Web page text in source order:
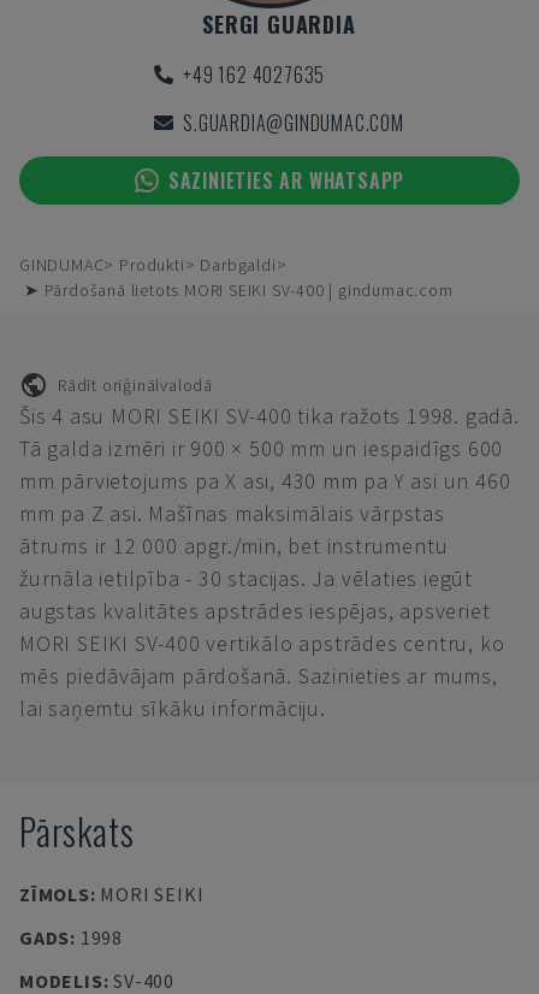
SERGI GUARDIA
+49 162 4027635
S.GUARDIA@GINDUMAC.COM
SAZINIETIES AR WHATSAPP
GINDUMAC Produkti
Darbgaldi
➤ Pārdošanā lietots MORI SEIKI SV-400 | gindumac.com
Rādīt oriģinālvalodā
Šis 4 asu MORI SEIKI SV-400 tika ražots 1998. gadā.
Tā galda izmēri ir 900 × 500 mm un iespaidīgs 600
mm pārvietojums pa X asi, 430 mm pa Y asi un 460
mm pa Z asi. Mašīnas maksimālais vārpstas
ātrums ir 12 000 apgr./min, bet instrumentu
žurnāla ietilpība - 30 stacijas. Ja vēlaties iegūt
augstas kvalitātes apstrādes iespējas, apsveriet
MORI SEIKI SV-400 vertikālo apstrādes centru, ko
mēs piedāvājam pārdošanā. Sazinieties ar mums,
lai saņemtu sīkāku informāciju.
Pārskats
ZĪMOLS: MORI SEIKI
GADS: 1998
MODELIS:SV-400